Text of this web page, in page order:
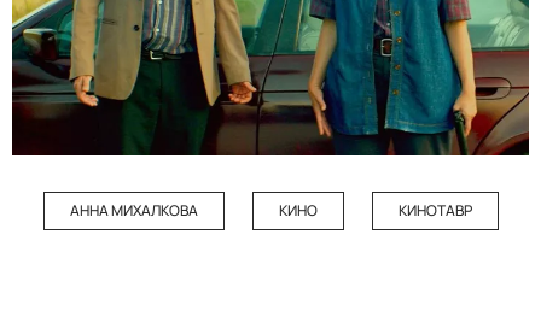
АННА МИХАЛКОВА КИНО КИНОТАВР